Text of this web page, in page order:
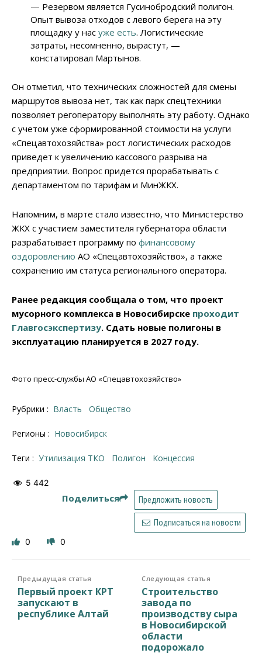
— Резервом является Гусинобродский полигон.
Опыт вывоза отходов с левого берега на эту
площадку у насуже есть. Логистические
затраты, несомненно, вырастут, —
констатировал Мартынов.
Он отметил, что технических сложностей для смены
маршрутов вывоза нет, так как парк спецтехники
позволяет регоператору выполнять эту работу. Однако
с учетом уже сформированной стоимости на услуги
«Спецавтохозяйства» рост логистических расходов
приведет к увеличению кассового разрыва на
предприятии. Вопрос придется прорабатывать с
департаментом по тарифам и МинЖКХ.
Напомним, в марте стало известно, что Министерство
ЖКХ с участием заместителя губернатора области
разрабатывает программу по финансовому
оздоровлению АО «Спецавтохозяйство», а также
сохранению им статуса регионального оператора.
Ранее редакция сообщала о том, что проект
мусорного комплекса в Новосибирске проходит
Главгосэкспертизу. Сдать новые полигоны в
эксплуатацию планируется в 2027 году.
Фото пресс-службы АО «Спецавтохозяйство»
Рубрики : Власть Общество
Регионы : Новосибирск
Теги : утилизация ТКО полигон концессия
5 442
Поделиться Предложить новость
Подписаться на новости
0 0
Предыдущая статья
Первый проект КРТ
запускают в
республике Алтай
Следующая статья
Строительство
завода по
производству сыра
в Новосибирской
области
подорожало